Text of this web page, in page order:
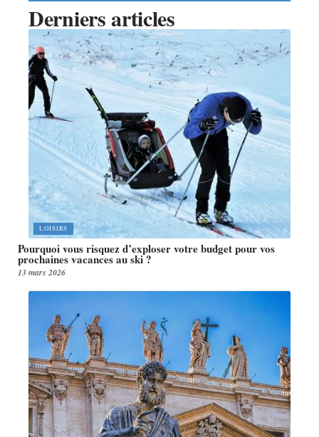
Derniers articles
LOISIRS
Pourquoi vous risquez d’exploser votre budget pour vos
prochaines vacances au ski ?
13 mars 2026